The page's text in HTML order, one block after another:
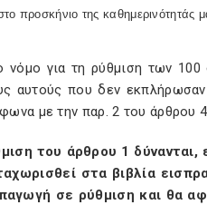
προσκήνιο της καθημερινότητάς
νόμο για τη ρύθμιση των
αυτούς που δεν
με την παρ. 2 του άρθρου
του άρθρου 1
στα βιβλία
σε ρύθμιση και θα